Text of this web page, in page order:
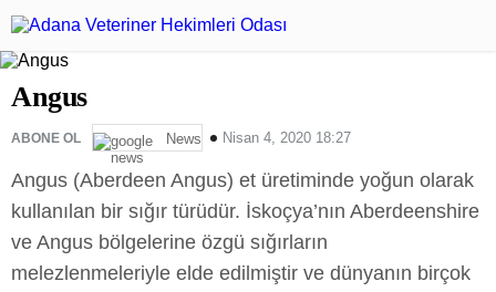
Angus
ABONE OL News Nisan 4, 2020 18:27
Angus (Aberdeen Angus) et üretiminde yoğun olarak
kullanılan bir sığır türüdür. İskoçya’nın Aberdeenshire
ve Angus bölgelerine özgü sığırların
melezlenmeleriyle elde edilmiştir ve dünyanın birçok